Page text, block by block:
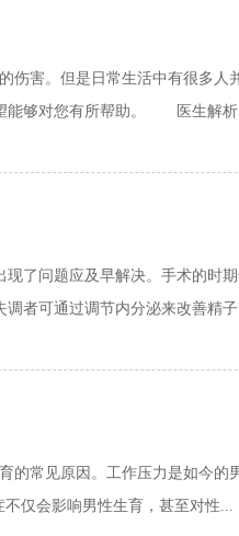
害。但是日常生活中有很多人
望能够对您有所帮助。 医生解
问题应及早解决。手术的时
者可通过调节内分泌来改善精
常见原因。工作压力是如今的
仅会影响男性生育，甚至对性...